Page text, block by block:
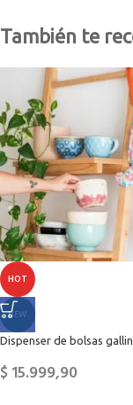
También te
HOT
NEW
Dispenser de bolsas
$15.999,90